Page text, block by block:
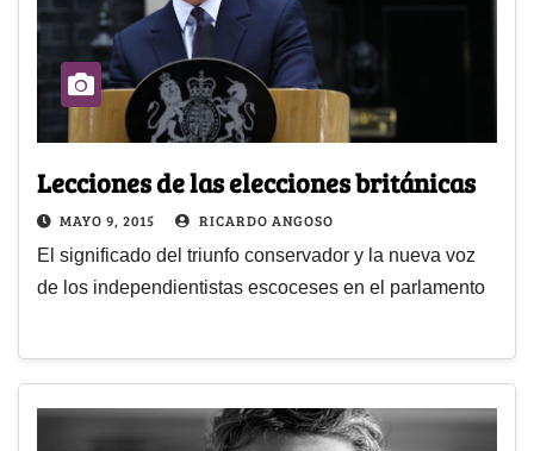
Lecciones de las elecciones británicas
MAYO 9, 2015 RICARDO ANGOSO
El significado del triunfo conservador y la nueva voz
de los independientistas escoceses en el parlamento